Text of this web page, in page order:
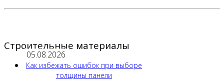
Строительные материалы
05.08.2026
Как избежать ошибок при выборе
толщины панели